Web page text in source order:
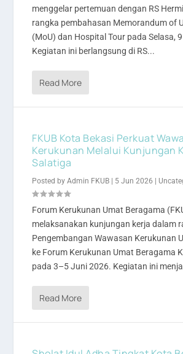
menggelar pertemuan dengan RS
rangka pembahasan Memorandum of
(MoU) dan Hospital Tour pada Selasa,
Kegiatan ini berlangsung di RS...
Read More
FKUB Kota Bekasi Perkuat
Kerukunan Melalui Kunjungan
Salatiga
Posted byAdmin FKUB 5 Jun 2026
Forum Kerukunan Umat Beragama
melaksanakan kunjungan kerja dalam
Pengembangan Wawasan Kerukunan
ke Forum Kerukunan Umat Beragama
pada 3–5 Juni 2026. Kegiatan ini
Read More